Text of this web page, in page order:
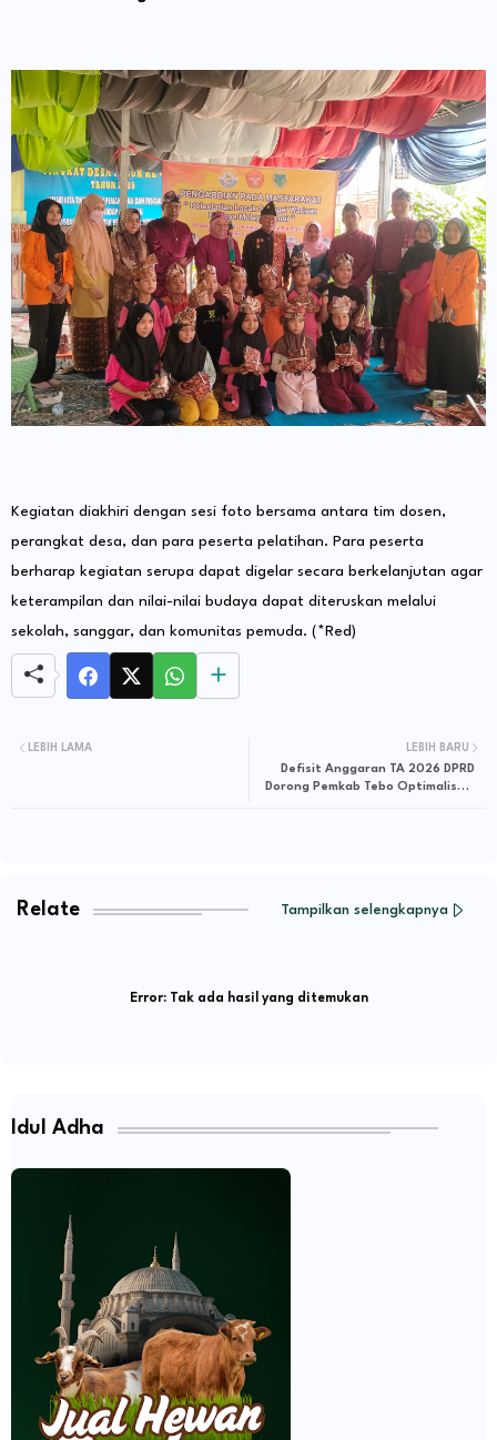
Kegiatan diakhiri dengan sesi foto bersama antara tim dosen,
perangkat desa, dan para peserta pelatihan. Para peserta
berharap kegiatan serupa dapat digelar secara berkelanjutan agar
keterampilan dan nilai-nilai budaya dapat diteruskan melalui
sekolah, sanggar, dan komunitas pemuda. (*Red)
LEBIH BARU
Defisit Anggaran TA 2026 DPRD
Dorong Pemkab Tebo Optimalisasi
LEBIH LAMA
Relate Tampilkan selengkapnya
Error:Tak ada hasil yang ditemukan
Idul Adha